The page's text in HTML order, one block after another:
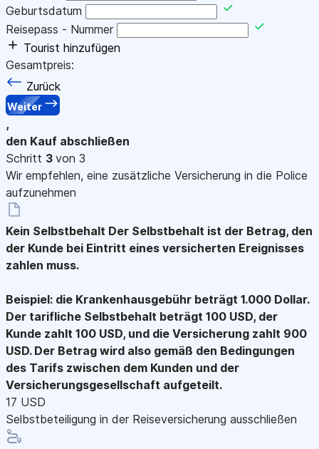
Geburtsdatum
Reisepass - Nummer
Tourist hinzufügen
Gesamtpreis:
Zurück
Weiter
,
den Kauf abschließen
Schritt 3 von 3
Wir empfehlen, eine zusätzliche Versicherung in die Police
aufzunehmen
Kein Selbstbehalt Der Selbstbehalt ist der Betrag, den
der Kunde bei Eintritt eines versicherten Ereignisses
zahlen muss.
Beispiel: die Krankenhausgebühr beträgt 1.000 Dollar.
Der tarifliche Selbstbehalt beträgt 100 USD, der
Kunde zahlt 100 USD, und die Versicherung zahlt 900
USD. Der Betrag wird also gemäß den Bedingungen
des Tarifs zwischen dem Kunden und der
Versicherungsgesellschaft aufgeteilt.
17 USD
Selbstbeteiligung in der Reiseversicherung ausschließen